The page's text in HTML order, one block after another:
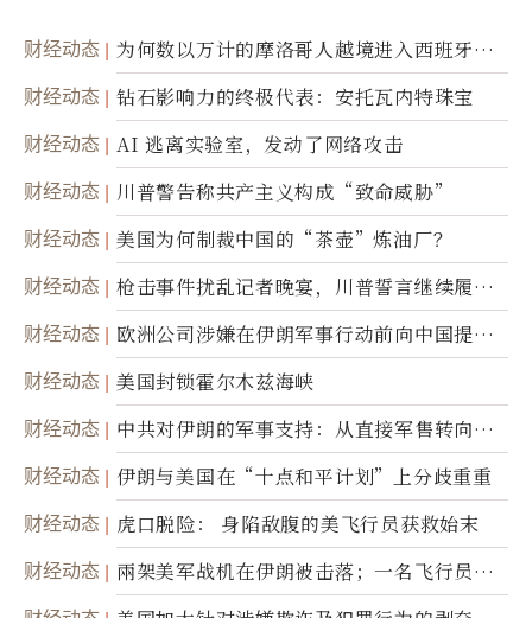
财经动态
为何数以万计的摩洛哥人越境进入西班牙休
达
财经动态 钻石影响力的终极代表：安托瓦内特珠宝
财经动态 AI 逃离实验室，发动了网络攻击
财经动态 川普警告称共产主义构成“致命威胁”
财经动态 美国为何制裁中国的“茶壶”炼油厂？
财经动态
枪击事件扰乱记者晚宴，川普誓言继续履行
职责
财经动态
欧洲公司涉嫌在伊朗军事行动前向中国提供
美军基地的卫星图像
财经动态 美国封锁霍尔木兹海峡
财经动态
中共对伊朗的军事支持：从直接军售转向间
接技术转让
财经动态 伊朗与美国在“十点和平计划”上分歧重重
财经动态 虎口脱险： 身陷敌腹的美飞行员获救始末
财经动态
兩架美军战机在伊朗被击落；一名飞行员失
踪